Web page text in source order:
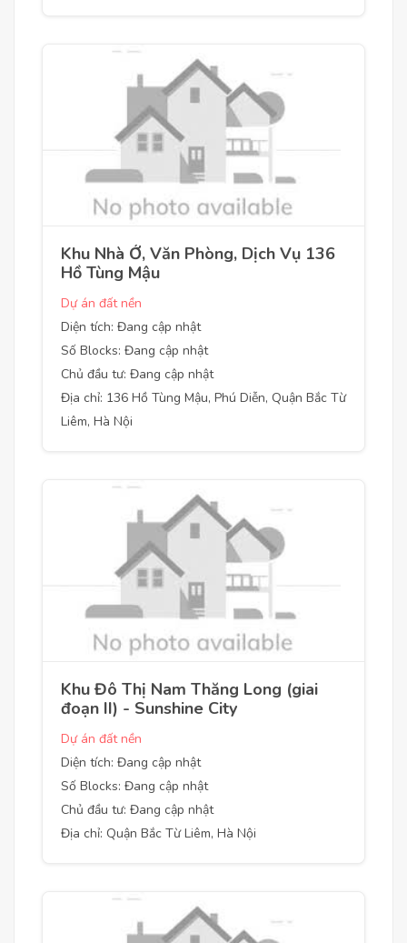
Khu Nhà Ở, Văn Phòng, Dịch Vụ 136
Hồ Tùng Mậu
Dự án đất nền
Diện tích: Đang cập nhật
Số Blocks: Đang cập nhật
Chủ đầu tư: Đang cập nhật
Địa chỉ: 136 Hồ Tùng Mậu, Phú Diễn, Quận Bắc Từ
Liêm, Hà Nội
Khu Đô Thị Nam Thăng Long (giai
đoạn II) - Sunshine City
Dự án đất nền
Diện tích: Đang cập nhật
Số Blocks: Đang cập nhật
Chủ đầu tư: Đang cập nhật
Địa chỉ: Quận Bắc Từ Liêm, Hà Nội